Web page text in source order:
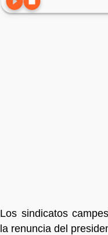
Los sindicatos
la renuncia del